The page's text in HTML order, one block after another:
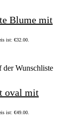
Blume mit
ist: €32.00.
der Wunschliste
oval mit
ist: €49.00.